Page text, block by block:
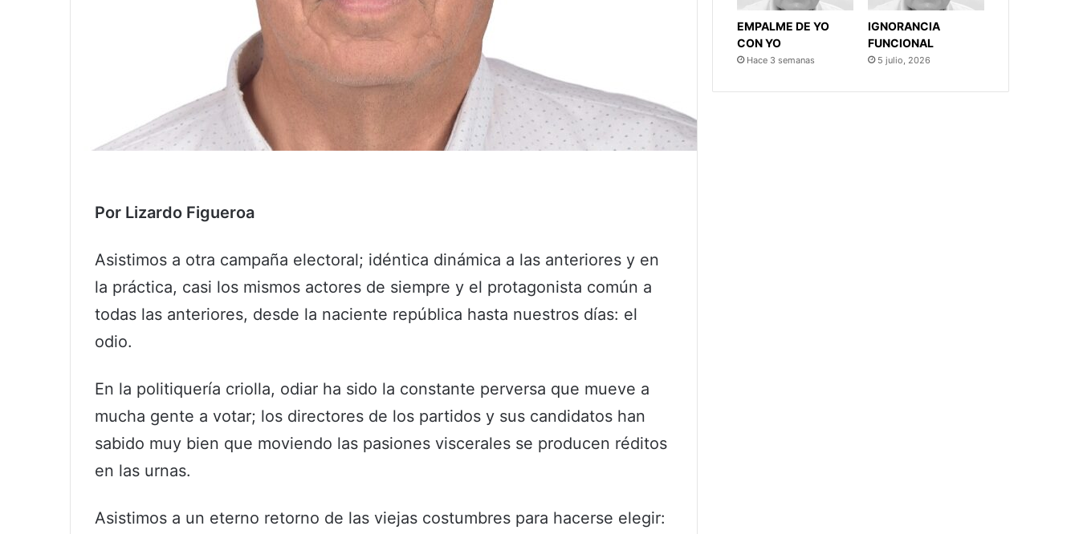
Por Lizardo Figueroa
Asistimos a otra campaña electoral; idéntica dinámica a las anteriores y en
la práctica, casi los mismos actores de siempre y el protagonista común a
todas las anteriores, desde la naciente república hasta nuestros días: el
odio.
En la politiquería criolla, odiar ha sido la constante perversa que mueve a
mucha gente a votar; los directores de los partidos y sus candidatos han
sabido muy bien que moviendo las pasiones viscerales se producen réditos
en las urnas.
Asistimos a un eterno retorno de las viejas costumbres para hacerse elegir:
EMPALME DE YO
CON YO
Hace 3 semanas
IGNORANCIA
FUNCIONAL
5 julio, 2026